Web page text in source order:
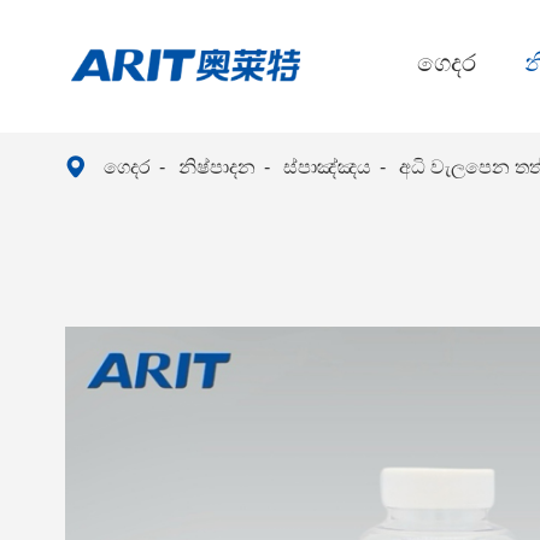
ගෙදර
 ගෙදර නිෂ්පාදන ස්පාඤ්ඤය අධි වැලපෙන